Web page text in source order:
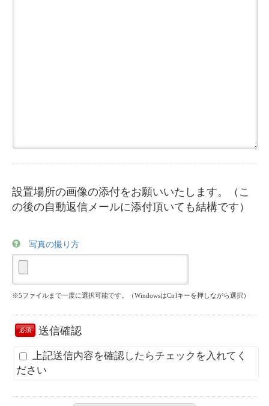
設置場所の画像の添付をお願いいたします。（こ
の後の自動返信メールに添付頂いても結構です）
写真の撮り方
※5ファイルまで一度に選択可能です。（WindowsはCtrlキーを押しながら選択）
必須 送信確認
上記送信内容を確認したらチェックを入れてく
ださい